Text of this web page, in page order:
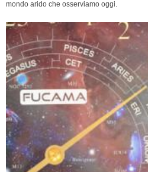
mondo arido che osserviamo oggi.